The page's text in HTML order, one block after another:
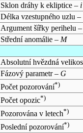
Sklon dráhy k ekliptice – i
Délka vzestupného uzlu –
Argument šířky perihelu
Střední anomálie – M
Absolutní hvězdná
Fázový parametr – G
Počet pozorování*)
Počet opozic*)
Pozorována v letech*)
Poslední pozorování*)